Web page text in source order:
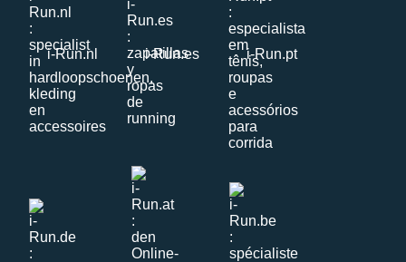
i-Run.nl i-Run.es i-Run.pt